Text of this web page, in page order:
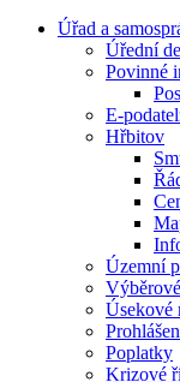
Úřad a
Úřední
Povinné
E-
Hřbitov
Územní
Úsekové
Poplatky
Krizové